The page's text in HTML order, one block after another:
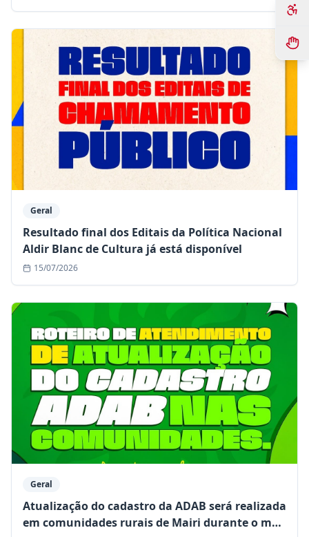
Geral
Resultado final dos Editais da Política Nacional
Aldir Blanc de Cultura já está disponível
15/07/2026
Geral
Atualização do cadastro da ADAB será realizada
em comunidades rurais de Mairi durante o mês